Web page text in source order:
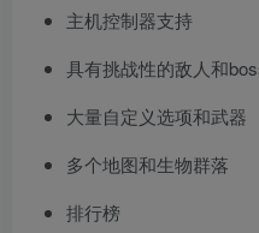
主机控制器支持
具有挑战性的敌人和
大量自定义选项和武器
多个地图和生物群落
排行榜